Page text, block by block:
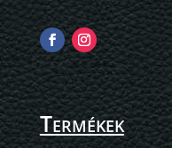
Termékek